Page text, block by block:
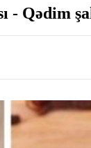
- Qədim